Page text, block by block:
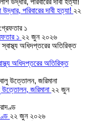
পরিবারের দাবী হত্যা! ২২
১ ২২ জুন ২০২৬
অধিদপ্তরের অতিরিক্ত
উত্তোলন, জরিমানা ২২ জুন
২২ জুন ২০২৬